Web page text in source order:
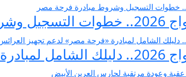
مصر
العرائس